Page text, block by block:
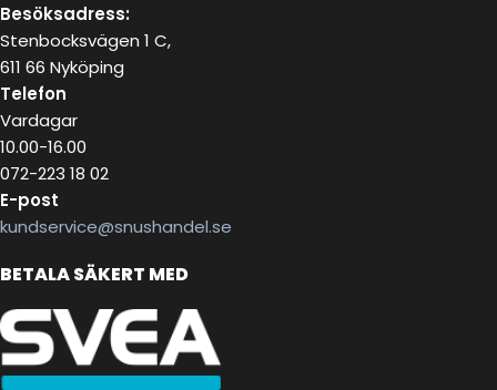
Besöksadress:
Stenbocksvägen 1 C,
611 66 Nyköping
Telefon
Vardagar
10.00-16.00
072-223 18 02
E-post
kundservice@snushandel.se
BETALA SÄKERT MED